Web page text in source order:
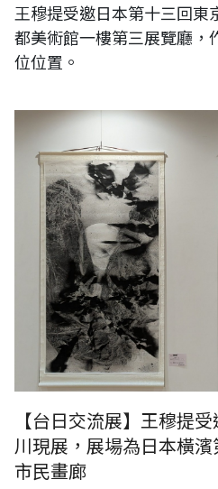
王穆提受邀日本第十三回東
都美術館一樓第三展覽廳，
位位置。
王穆提受邀日本橫濱57回神奈川現展
【台日交流展】王穆提
川現展，展場為日本橫
市民畫廊